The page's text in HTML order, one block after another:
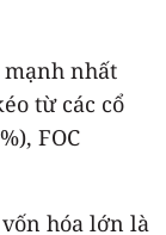
nhất
từ các cổ
FOC
hóa lớn là